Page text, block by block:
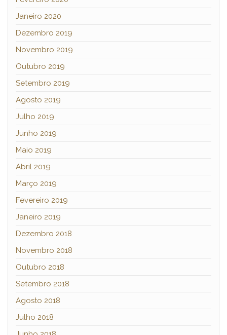
Janeiro 2020
Dezembro 2019
Novembro 2019
Outubro 2019
Setembro 2019
Agosto 2019
Julho 2019
Junho 2019
Maio 2019
Abril 2019
Março 2019
Fevereiro 2019
Janeiro 2019
Dezembro 2018
Novembro 2018
Outubro 2018
Setembro 2018
Agosto 2018
Julho 2018